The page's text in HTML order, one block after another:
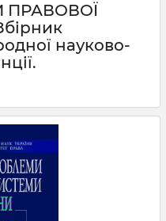
ПРАВОВОЇ
науково-